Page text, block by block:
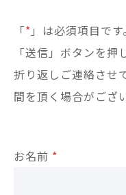
「* 」は必須項目で
「送信」ボタンを押
折り返しご連絡させ
間を頂く場合がござ
お名前 *